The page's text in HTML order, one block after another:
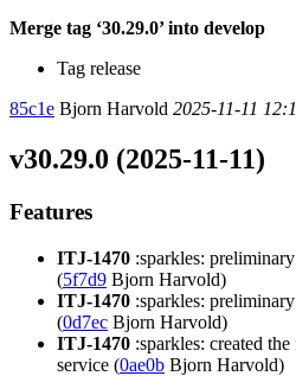
Merge tag ‘30.29.0’ into develop
Tag release
85c1e Bjorn Harvold 2025-11-11
v30.29.0 (2025-11-11)
Features
ITJ-1470 :sparkles:
(5f7d9 Bjorn Harvold)
ITJ-1470 :sparkles:
(0d7ec Bjorn Harvold)
ITJ-1470 :sparkles: created
service (0ae0b Bjorn Harvold)